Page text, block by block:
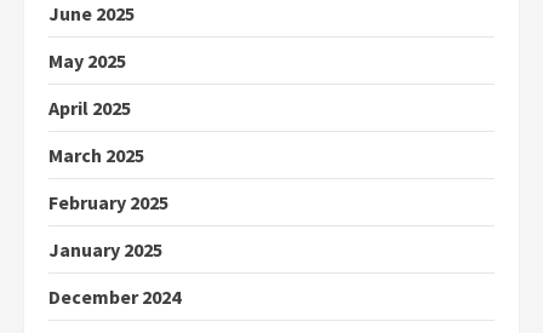
June 2025
May 2025
April 2025
March 2025
February 2025
January 2025
December 2024